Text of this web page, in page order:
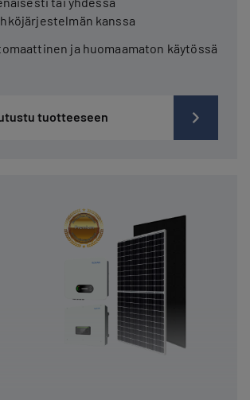
kanssa
ja huomaamaton käytössä
tuotteeseen